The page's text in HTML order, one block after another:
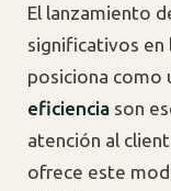
El lanzamiento
significativos en
posiciona como
eficiencia son
atención al
ofrece este